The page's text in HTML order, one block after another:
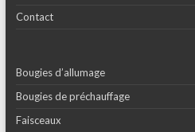
Contact
Bougies d’allumage
Bougies de préchauffage
Faisceaux